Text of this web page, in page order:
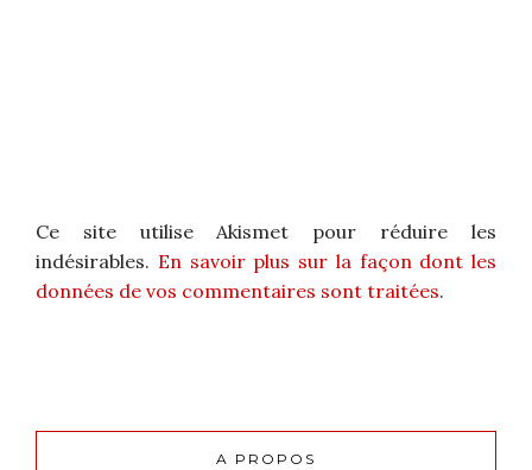
Ce site utilise Akismet pour réduire les
indésirables. En savoir plus sur la façon dont les
données de vos commentaires sont traitées.
A PROPOS